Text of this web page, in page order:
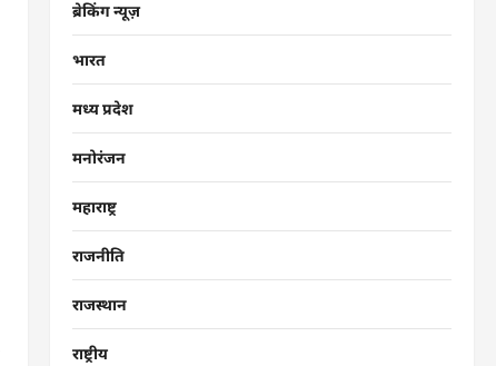
ब्रेकिंग न्यूज़
भारत
मध्य प्रदेश
मनोरंजन
महाराष्ट्र
राजनीति
राजस्थान
राष्ट्रीय